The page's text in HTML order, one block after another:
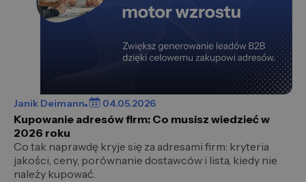
Janik Deimann 04.05.2026
Kupowanie adresów firm: Co musisz wiedzieć w
2026 roku
Co tak naprawdę kryje się za adresami firm: kryteria
jakości, ceny, porównanie dostawców i lista, kiedy nie
należy kupować.